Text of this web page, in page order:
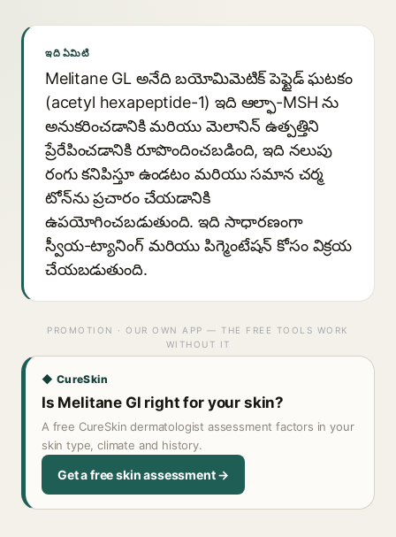
ఇది ఏమిటి
Melitane GL అనేది బయోమిమెటిక్ పెప్టైడ్ ఘటకం
(acetyl hexapeptide-1) ఇది ఆల్ఫా-MSH ను
అనుకరించడానికి మరియు మెలానిన్ ఉత్పత్తిని
ప్రేరేపించడానికి రూపొందించబడింది, ఇది నలుపు
రంగు కనిపిస్తూ ఉండటం మరియు సమాన చర్మ
టోన్‌ను ప్రచారం చేయడానికి
ఉపయోగించబడుతుంది. ఇది సాధారణంగా
స్వీయ-ట్యానింగ్ మరియు పిగ్మెంటేషన్ కోసం విక్రయ
చేయబడుతుంది.
PROMOTION · OUR OWN APP — THE FREE TOOLS WORK
WITHOUT IT
◆ CureSkin
Is Melitane Gl right for your skin?
A free CureSkin dermatologist assessment factors in your
skin type, climate and history.
Get a free skin assessment →